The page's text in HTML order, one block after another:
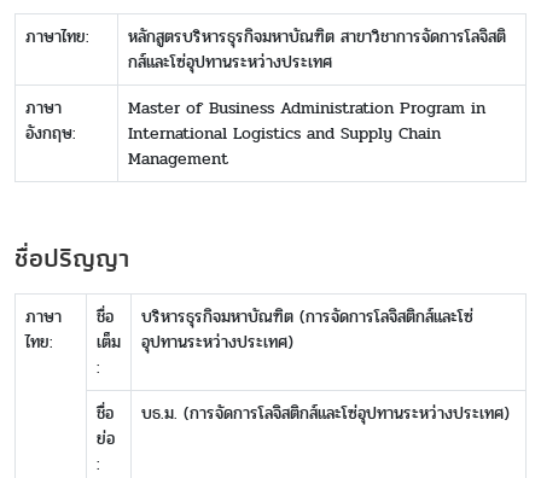
ภาษาไทย:
หลักสูตรบริหารธุรกิจมหาบัณฑิต สาขาวิชาการจัดการโลจิสติ
กส์และโซ่อุปทานระหว่างประเทศ
ภาษา
อังกฤษ:
Master of Business Administration Program in
International Logistics and Supply Chain
Management
ชื่อปริญญา
ภาษา
ไทย:
ชื่อ
เต็ม
:
บริหารธุรกิจมหาบัณฑิต (การจัดการโลจิสติกส์และโซ่
อุปทานระหว่างประเทศ)
ชื่อ
ย่อ
:
บธ.ม. (การจัดการโลจิสติกส์และโซ่อุปทานระหว่างประเทศ)